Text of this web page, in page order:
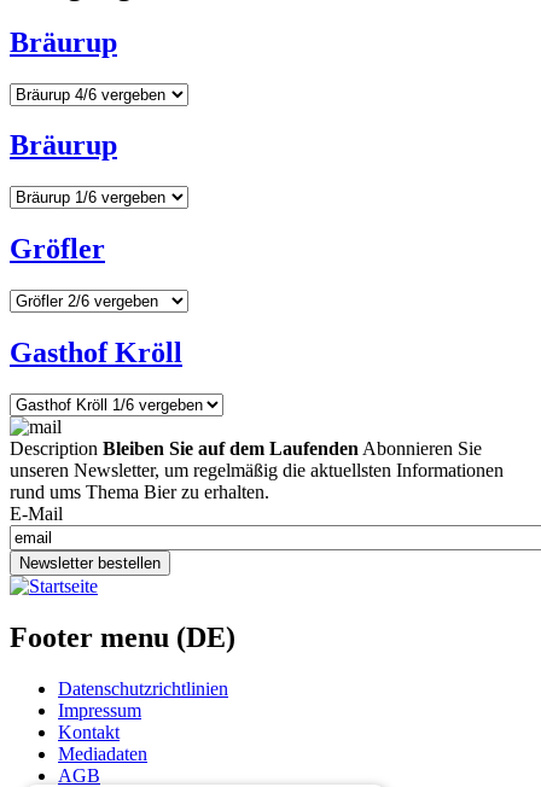
Bräurup
Bräurup
Gröfler
Gasthof Kröll
Description Bleiben Sie auf dem Laufenden Abonnieren Sie
unseren Newsletter, um regelmäßig die aktuellsten Informationen
rund ums Thema Bier zu erhalten.
E-Mail
Newsletter bestellen
Footer menu (DE)
Datenschutzrichtlinien
Impressum
Kontakt
Mediadaten
AGB